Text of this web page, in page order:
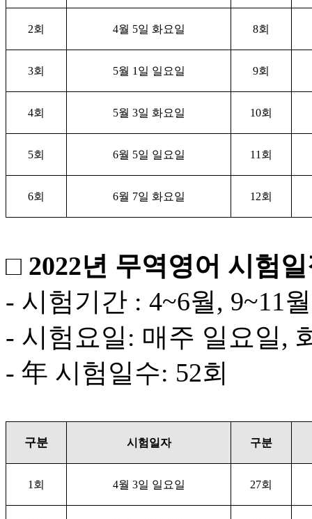
2회 4월 5일 화요일 8회
3회 5월 1 일 일요일 9회
4회 5월 3일 화요일 10회
5회 6월 5일 일요일 11 회
6회 6월 7일 화요일 12회
□ 2022년 무역영어 시험
- 시험기간 : 4~6월, 9~11월
- 시험요일: 매주 일요일,
- 年 시험일수: 52회
구분 시험일자 구분
1 회 4월 3일 일요일 27회